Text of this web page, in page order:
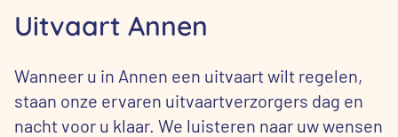
Uitvaart Annen
Wanneer u in Annen een uitvaart wilt regelen,
staan onze ervaren uitvaartverzorgers dag en
nacht voor u klaar. We luisteren naar uw wensen